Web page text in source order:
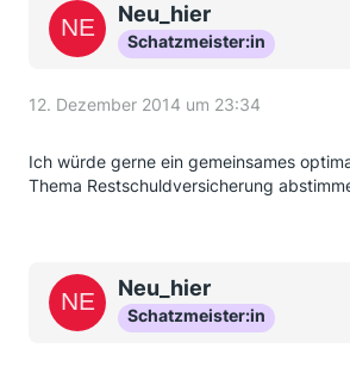
Neu_hier
Schatzmeister:in
12. Dezember 2014 um 23:34
Ich würde gerne ein gemeinsames
Thema Restschuldversicherung
Neu_hier
Schatzmeister:in